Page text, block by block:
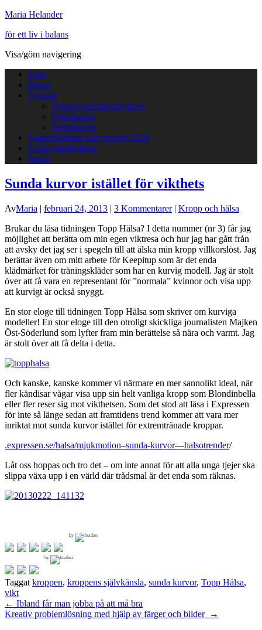
Maria Helander
för ett liv i balans
Visa/göm navigering
Hem
Blogg
Tjänster
Terapi/coachning/hypnos
Föreläsning
Webbkurser
Naturprästinna start augusti 2026
Gratis mindfulness
Maria
Sunda kurvor istället för vikthets
AvMaria | februari 24, 2013 | 3 Kommentarer| Kropp och hälsa
Brukar du läsa tidningen Topp Hälsa? I detta nummer (nr 3) får jag
möjlighet att berätta om min egen viktresa och hur jag har gått från
att avsky det jag ser i spegeln till att älska min kropp villkorslöst. Jag
berättar även om mitt arbete för Keepitup som är det enda
klädmärket för träningskläder som har en kurvig modell. Jag är stolt
över att få vara en representant för ”normala” kvinnor och visa upp
att kurvigt är också snyggt.
En stor eloge till tidningen Topp Hälsa som skriver om kurviga
modeller! En stor eloge till den otroligt skickliga journalisten Majken
Öst-Söderlund som lyfter fram min berättelse så nära och varmt. Jag
är stolt över att få delta i detta.
Och kanske, kanske kommer vi närmare en mer sannolikt ideal, när
fler kändisar vågar visa upp sin helt vanliga kropp som Blondinbella
eller fler reser sig mot vikthetsen. Som det stod att läsa i Expressen
för inte så länge sedan att framtidens trend kommer att vara mer
inriktat mot sunda kurvor istället för extremtränade kroppar.
.expressen.se/halsa/mjukmotion–sunda-kurvor—halsotrender/
Låt oss hoppas och tro det – om inte annat för att alla unga tjejer ska
slippa växa upp i en värld där trådsmal är det enda som räknas.
by
by
Taggat kroppen, kroppens självkänsla, sunda kurvor, Topp Hälsa,
vikt
Inläggsnavigering
← Ibland får man jobba på att må bra
Kreativ problemlösning med hjälp av färger och bilder →